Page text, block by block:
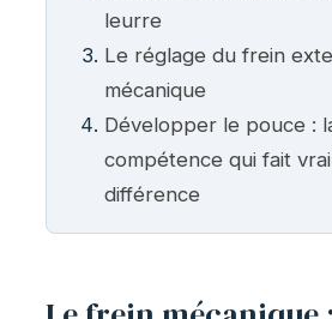
leurre
Le réglage du frein
mécanique
Développer le pouce :
compétence qui fait
différence